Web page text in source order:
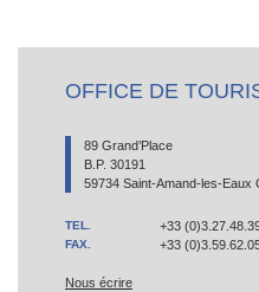
OFFICE DE
89 Grand’Place
B.P. 30191
59734 Saint-Amand-les-Eaux
TEL. +33
FAX. +33
Nous écrire